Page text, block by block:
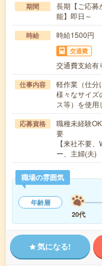
期間
長期【ご応募
能】即日～
時給 時給1500円
交通費
交通費支給有
仕事内容
軽作業（仕分
様々なサイズ
ス等）を使
応募資格
職種未経験
要
【来社不要
ー、主婦(夫)
職場の雰囲気
年齢層
20代
気になる!